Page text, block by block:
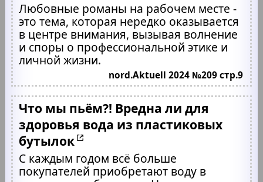
Любовные романы на рабочем месте -
это тема, которая нередко оказывается
в центре внимания, вызывая волнение
и споры о профессиональной этике и
личной жизни.
nord.Aktuell 2024 №209 стр.9
Что мы пьём?! Вредна ли для
здоровья вода из пластиковых
бутылок
С каждым годом всё больше
покупателей приобретают воду в